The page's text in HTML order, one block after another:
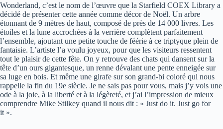
Wonderland, c’est le nom de l’œuvre que la Starfield COEX Library a
décidé de présenter cette année comme décor de Noël. Un arbre
étonnant de 9 mètres de haut, composé de près de 14 000 livres. Les
étoiles et la lune accrochées à la verrière complètent parfaitement
l’ensemble, ajoutant une petite touche de féérie à ce triptyque plein de
fantaisie. L’artiste l’a voulu joyeux, pour que les visiteurs ressentent
tout le plaisir de cette fête. On y retrouve des chats qui dansent sur la
tête d’un ours gigantesque, un renne dévalant une pente enneigée sur
sa luge en bois. Et même une girafe sur son grand-bi coloré qui nous
rappelle la fin du 19e siècle. Je ne sais pas pour vous, mais j’y vois une
ode à la joie, à la liberté et à la légèreté, et j’ai l’impression de mieux
comprendre Mike Stilkey quand il nous dit : « Just do it. Just go for
it ».